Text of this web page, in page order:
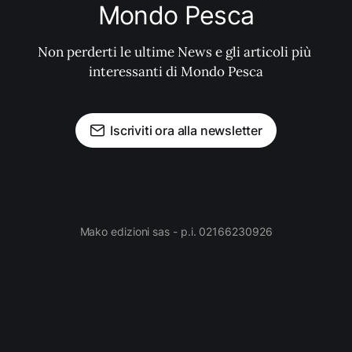
Mondo Pesca
Non perderti le ultime News e gli articoli più
interessanti di Mondo Pesca
Iscriviti ora alla newsletter
Mako edizioni sas - p.i. 02166230926